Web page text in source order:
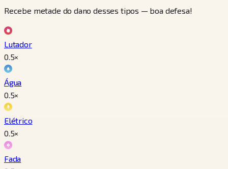
Recebe metade do dano desses tipos — boa defesa!
Lutador
0.5×
Água
0.5×
Elétrico
0.5×
Fada